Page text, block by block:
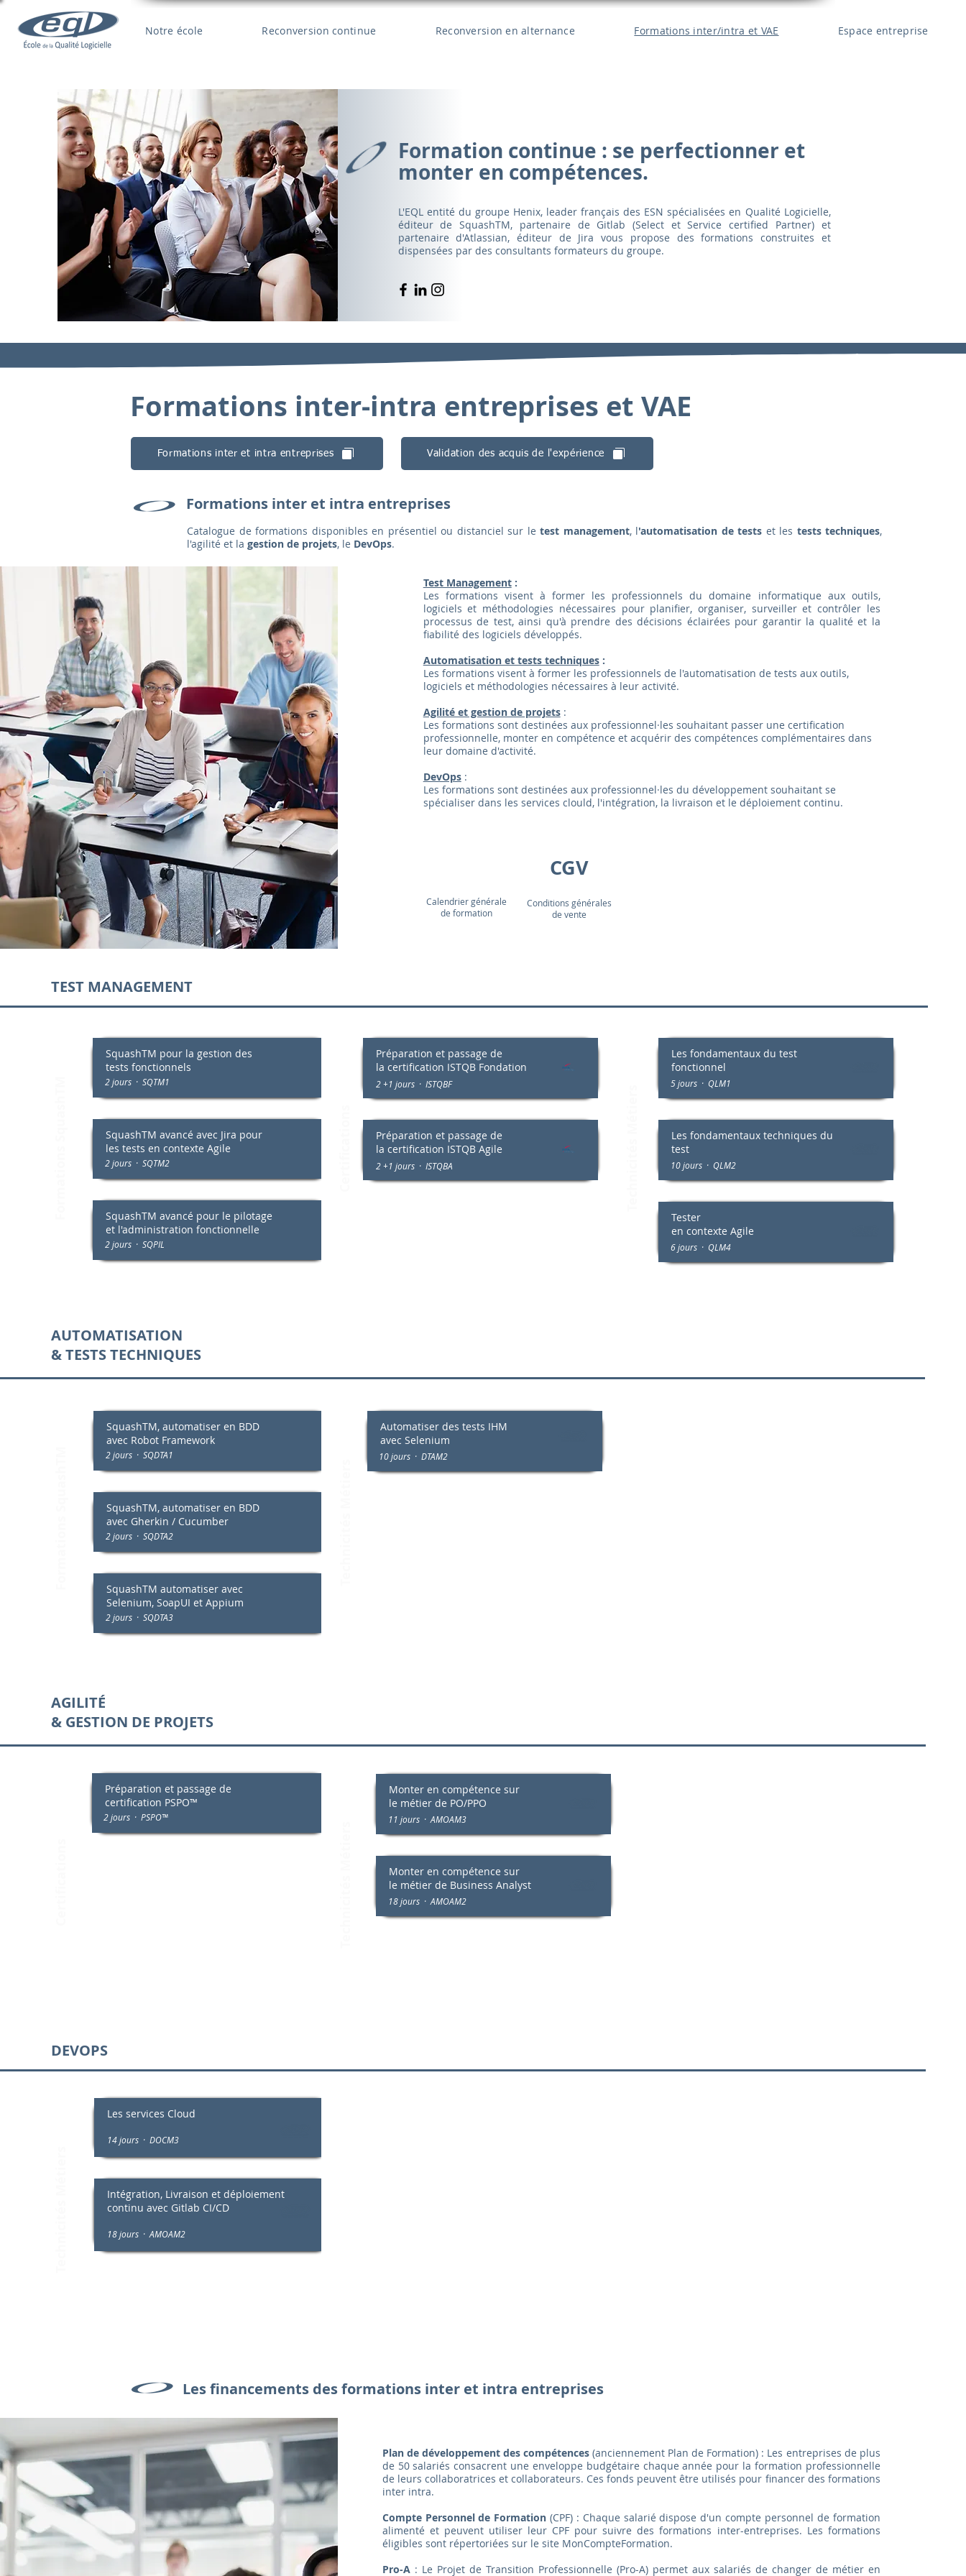
Notre école Reconversion continue Reconversion en alternance Formations inter/intra et VAE Espace entreprise
Formation continue : se perfectionner et
monter en compétences.
L'EQL entité du groupe Henix, leader français des ESN spécialisées en Qualité Logicielle,
éditeur de SquashTM, partenaire de Gitlab (Select et Service certified Partner) et
partenaire d'Atlassian, éditeur de Jira vous propose des formations construites et
dispensées par des consultants formateurs du groupe.
Formations inter-intra entreprises et VAE
Formations inter et intra entreprises Validation des acquis de l'expérience
Formations inter et intra entreprises
Catalogue de formations disponibles en présentiel ou distanciel sur le test management, l'automatisation de tests et les tests techniques,
l'agilité et la gestion de projets, le DevOps.
Test Management:
Les formations visent à former les professionnels du domaine informatique aux outils,
logiciels et méthodologies nécessaires pour planifier, organiser, surveiller et contrôler les
processus de test, ainsi qu'à prendre des décisions éclairées pour garantir la qualité et la
fiabilité des logiciels développés.
Automatisation et tests techniques:
Les formations visent à former les professionnels de l'automatisation de tests aux outils,
logiciels et méthodologies nécessaires à leur activité.
Agilité et gestion de projets:
Les formations sont destinées aux professionnel·les souhaitant passer une certification
professionnelle, monter en compétence et acquérir des compétences complémentaires dans
leur domaine d'activité.
DevOps:
Les formations sont destinées aux professionnel·les du développement souhaitant se
spécialiser dans les services clould, l'intégration, la livraison et le déploiement continu.
Calendrier générale
de formation
CGV
Conditions générales
de vente
TEST MANAGEMENT
SquashTM pour la gestion des
tests fonctionnels
2 jours · SQTM1
SquashTM avancé avec Jira pour
les tests en contexte Agile
2 jours · SQTM2
SquashTM avancé pour le pilotage
et l'administration fonctionnelle
2 jours · SQPIL
Préparation et passage de
la certification ISTQB Fondation
2 +1 jours · ISTQBF
Préparation et passage de
la certification ISTQB Agile
2 +1 jours · ISTQBA
5 jours · QLM1
Les fondamentaux du test
fonctionnel
10 jours · QLM2
Les fondamentaux techniques du
test
6 jours · QLM4
Tester
en contexte Agile
AUTOMATISATION
& TESTS TECHNIQUES
SquashTM, automatiser en BDD
avec Robot Framework
2 jours · SQDTA1
SquashTM, automatiser en BDD
avec Gherkin / Cucumber
2 jours · SQDTA2
SquashTM automatiser avec
Selenium,SoapUI et Appium
2 jours · SQDTA3
Automatiser des tests IHM
avec Selenium
10 jours · DTAM2
AGILITÉ
& GESTION DE PROJETS
Préparation et passage de
certification PSPO™
2 jours · PSPO™ 11 jours · AMOAM3
Monter en compétence sur
le métier de PO/PPO
18 jours · AMOAM2
Monter en compétence sur
le métier de Business Analyst
DEVOPS
14 jours · DOCM3
Les services Cloud
18 jours · AMOAM2
Intégration, Livraison et déploiement
continu avec Gitlab CI/CD
Les financements des formations inter et intra entreprises
Plan de développement des compétences (anciennement Plan de Formation) : Les entreprises de plus
de 50 salariés consacrent une enveloppe budgétaire chaque année pour la formation professionnelle
de leurs collaboratrices et collaborateurs. Ces fonds peuvent être utilisés pour financer des formations
inter intra.
Compte Personnel de Formation (CPF) : Chaque salarié dispose d'un compte personnel de formation
alimenté et peuvent utiliser leur CPF pour suivre des formations inter-entreprises. Les formations
éligibles sont répertoriées sur le site MonCompteFormation.
Pro-A: Le Projet de Transition Professionnelle (Pro-A) permet aux salariés de changer de métier en